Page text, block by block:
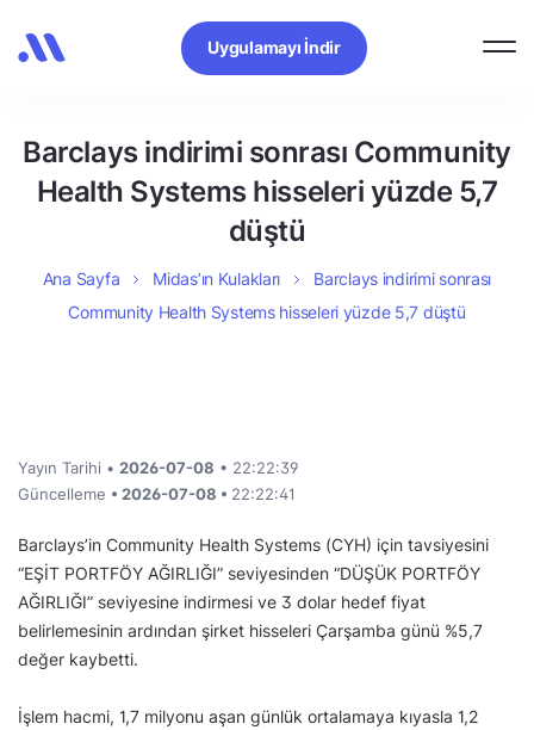
Uygulamayı İndir
Barclays indirimi sonrası Community
Health Systems hisseleri yüzde 5,7
düştü
Ana Sayfa Midas’ın Kulakları
Barclays indirimi sonrası
Community Health Systems hisseleri yüzde 5,7 düştü
Yayın Tarihi • 2026-07-08 • 22:22:39
Güncelleme • 2026-07-08 • 22:22:41
Barclays’in Community Health Systems (CYH) için tavsiyesini
“EŞİT PORTFÖY AĞIRLIĞI” seviyesinden “DÜŞÜK PORTFÖY
AĞIRLIĞI” seviyesine indirmesi ve 3 dolar hedef fiyat
belirlemesinin ardından şirket hisseleri Çarşamba günü %5,7
değer kaybetti.
İşlem hacmi, 1,7 milyonu aşan günlük ortalamaya kıyasla 1,2